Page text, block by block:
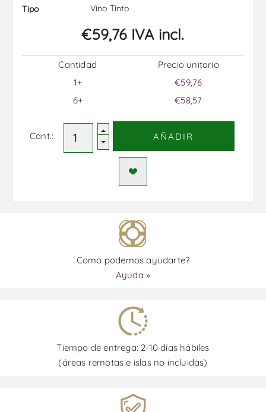
Tipo
Vino Tinto
€59,76 IVA incl.
Cantidad
1+
6+
Precio unitario
€59,76
€58,57
Cant.: AÑADIR
Como podemos ayudarte?
Ayuda »
Tiempo de entrega: 2-10 días hábiles
(áreas remotas e islas no incluidas)